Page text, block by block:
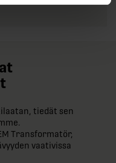
tiedät sen
Transformatör,
vaativissa